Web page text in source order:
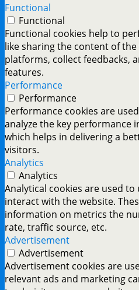
Functional
Functional
Functional cookies help to
like sharing the content of
platforms, collect feedbacks,
features.
Performance
Performance
Performance cookies are
analyze the key performance
which helps in delivering a
visitors.
Analytics
Analytics
Analytical cookies are used
interact with the website.
information on metrics the
rate, traffic source, etc.
Advertisement
Advertisement
Advertisement cookies are
relevant ads and marketing